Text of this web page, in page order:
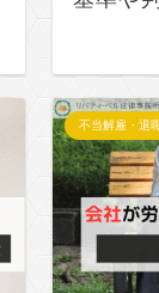
不当解雇・退